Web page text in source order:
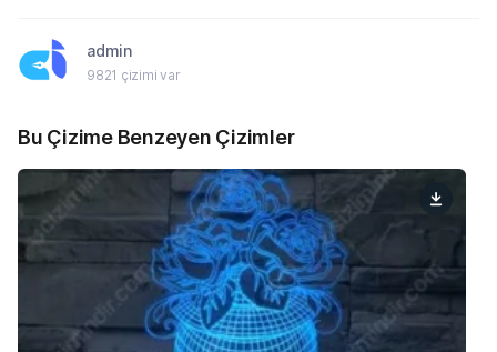
admin
9821 çizimi var
Bu Çizime Benzeyen Çizimler